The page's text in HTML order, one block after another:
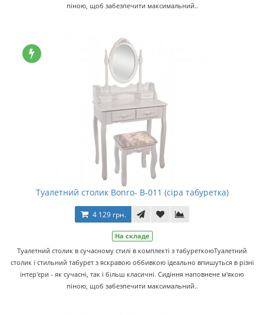
піною, щоб забезпечити максимальний..
Туалетний столик Bonro- В-011 (сіра табуретка)
4 129 грн.
На складе
Туалетний столик в сучасному стилі в комплекті з табуреткоюТуалетний
столик і стильний табурет з яскравою оббивкою ідеально впишуться в різні
інтер'єри - як сучасні, так і більш класичні. Сидіння наповнене м'якою
піною, щоб забезпечити максимальний..